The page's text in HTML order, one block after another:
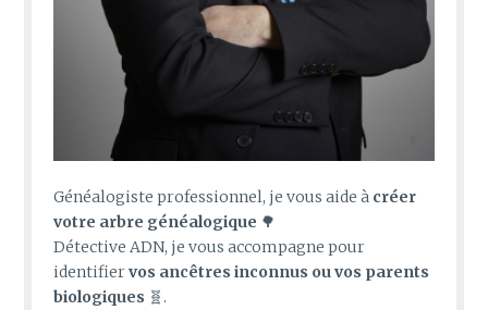
Généalogiste professionnel, je vous aide à créer
votre arbre généalogique 🌳
Détective ADN, je vous accompagne pour
identifiervos ancêtres inconnus ou vos parents
biologiques 🧬.